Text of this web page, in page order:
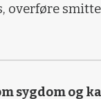
sygdom og